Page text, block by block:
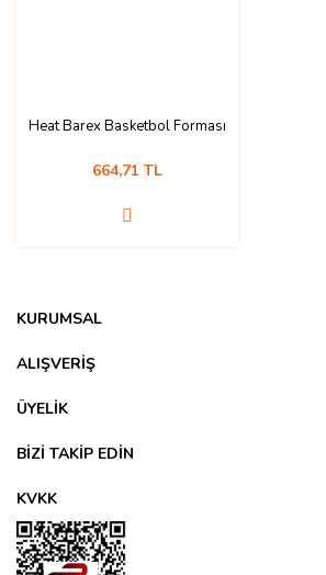
Heat Barex Basketbol Forması
664,71 TL
KURUMSAL
ALIŞVERİŞ
ÜYELİK
BİZİ TAKİP EDİN
KVKK